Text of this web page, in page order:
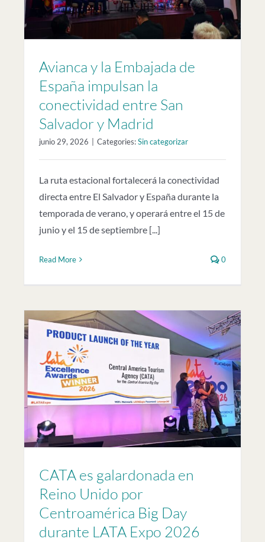
Avianca y la Embajada de
España impulsan la
conectividad entre San
Salvador y Madrid
junio 29, 2026 Categories:Sin categorizar
La ruta estacional fortalecerá la conectividad
directa entre El Salvador y España durante la
temporada de verano, y operará entre el 15 de
junio y el 15 de septiembre [...]
Read More 0
CATA es galardonada en
Reino Unido por
Centroamérica Big Day
durante LATA Expo 2026